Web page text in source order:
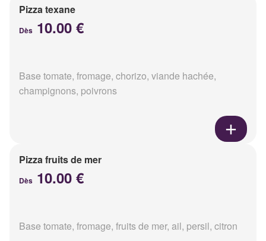
Pizza texane
Dès 10.00 €
Base tomate, fromage, chorizo, viande hachée,
champignons, poivrons
Pizza fruits de mer
Dès 10.00 €
Base tomate, fromage, fruits de mer, ail, persil, citron